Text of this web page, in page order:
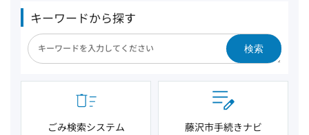
キーワードから探す
検索
ごみ検索システム 藤沢市手続きナビ